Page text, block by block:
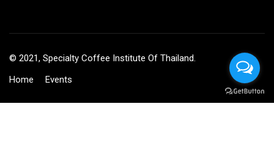
© 2021, Specialty Coffee Institute Of Thailand.
Home
Events